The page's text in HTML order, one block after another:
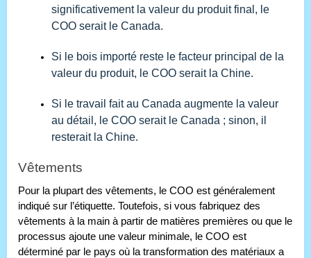
significativement la valeur du produit final, le
COO serait le Canada.
Si le bois importé reste le facteur principal de la
valeur du produit, le COO serait la Chine.
Si le travail fait au Canada augmente la valeur
au détail, le COO serait le Canada ; sinon, il
resterait la Chine.
Vêtements
Pour la plupart des vêtements, le COO est généralement
indiqué sur l’étiquette. Toutefois, si vous fabriquez des
vêtements à la main à partir de matières premières ou que le
processus ajoute une valeur minimale, le COO est
déterminé par le pays où la transformation des matériaux a